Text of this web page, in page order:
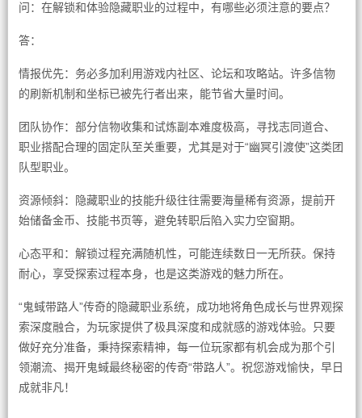
问：在解锁和体验隐藏职业的过程中，有哪些必须注意的要点？
答：
情报优先：务必多加利用游戏内社区、论坛和攻略站。许多信物
的刷新机制和坐标已被先行者出来，能节省大量时间。
团队协作：部分信物收集和试炼副本难度极高，寻找志同道合、
职业搭配合理的固定队至关重要，尤其是对于“幽冥引渡使”这类团
队型职业。
资源倾斜：隐藏职业的技能升级往往需要海量稀有资源，提前开
始储备金币、技能书页等，避免转职后陷入实力空窗期。
心态平和：解锁过程充满随机性，可能连续数日一无所获。保持
耐心，享受探索过程本身，也是这类游戏的魅力所在。
“鬼蜮带路人”传奇的隐藏职业系统，成功地将角色成长与世界观探
索深度融合，为玩家提供了极具深度和成就感的游戏体验。只要
做好充分准备，秉持探索精神，每一位玩家都有机会成为那个引
领潮流、揭开鬼蜮最终秘密的传奇“带路人”。祝您游戏愉快，早日
成就非凡！